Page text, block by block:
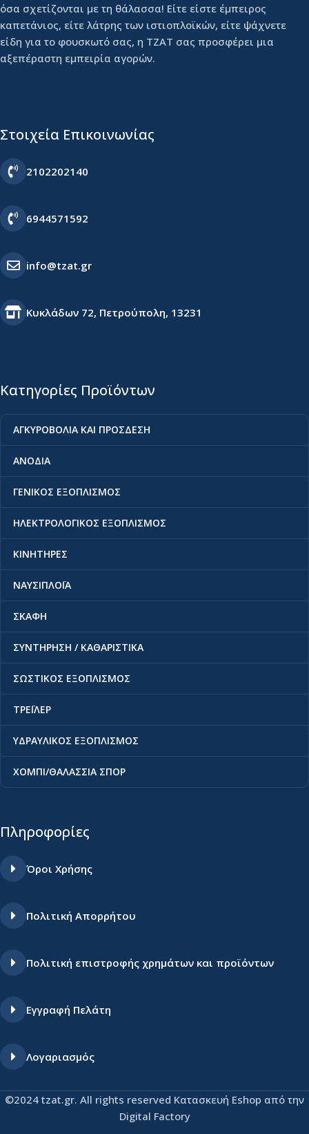
όσα σχετίζονται με τη θάλασσα! Είτε είστε έμπειρος
καπετάνιος, είτε λάτρης των ιστιοπλοϊκών, είτε ψάχνετε
είδη για το φουσκωτό σας, η ΤΖΑΤ σας προσφέρει μια
αξεπέραστη εμπειρία αγορών.
Στοιχεία Επικοινωνίας
2102202140
6944571592
info@tzat.gr
Κυκλάδων 72, Πετρούπολη, 13231
Κατηγορίες Προϊόντων
ΑΓΚΥΡΟΒΟΛΙΑ ΚΑΙ ΠΡΟΣΔΕΣΗ
ΑΝΟΔΙΑ
ΓΕΝΙΚΟΣ ΕΞΟΠΛΙΣΜΟΣ
ΗΛΕΚΤΡΟΛΟΓΙΚΟΣ ΕΞΟΠΛΙΣΜΟΣ
ΚΙΝΗΤΗΡΕΣ
ΝΑΥΣΙΠΛΟΪΑ
ΣΚΑΦΗ
ΣΥΝΤΗΡΗΣΗ / ΚΑΘΑΡΙΣΤΙΚΑ
ΣΩΣΤΙΚΟΣ ΕΞΟΠΛΙΣΜΟΣ
ΤΡΕΪΛΕΡ
ΥΔΡΑΥΛΙΚΟΣ ΕΞΟΠΛΙΣΜΟΣ
ΧΟΜΠΙ/ΘΑΛΑΣΣΙΑ ΣΠΟΡ
Πληροφορίες
Όροι Χρήσης
Πολιτική Απορρήτου
Πολιτική επιστροφής χρημάτων και προϊόντων
Εγγραφή Πελάτη
Λογαριασμός
©2024 tzat.gr. All rights reserved Κατασκευή Eshop από την
Digital Factory